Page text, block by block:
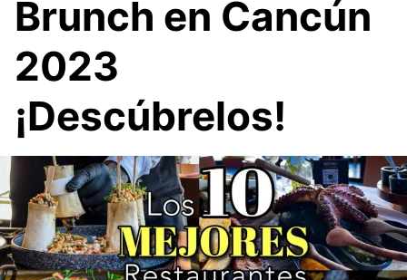
Brunch en Cancún
2023
¡Descúbrelos!